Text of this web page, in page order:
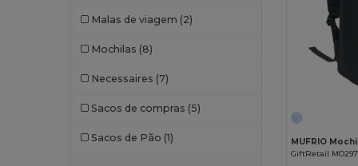
Malas de viagem (2)
Mochilas (8)
Necessaires (7)
Sacos de compras (5)
Sacos de Pão (1)
MUFRIO
GiftRetail